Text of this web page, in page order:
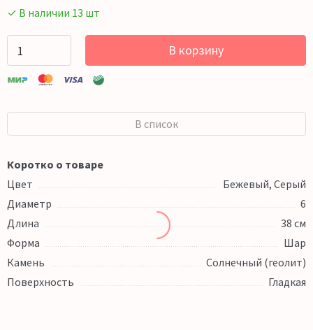
✓ В наличии 13 шт
В корзину
В список
Коротко о товаре
Цвет
Бежевый, Серый
Диаметр
6
Длина
38 см
Форма
Шар
Камень
Солнечный (геолит)
Поверхность
Гладкая